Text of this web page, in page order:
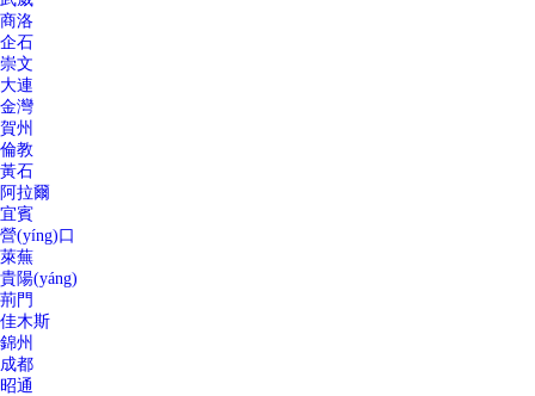
商洛
企石
崇文
大連
金灣
賀州
倫教
黃石
阿拉爾
宜賓
營(yíng)口
萊蕪
貴陽(yáng)
荊門
佳木斯
錦州
成都
昭通